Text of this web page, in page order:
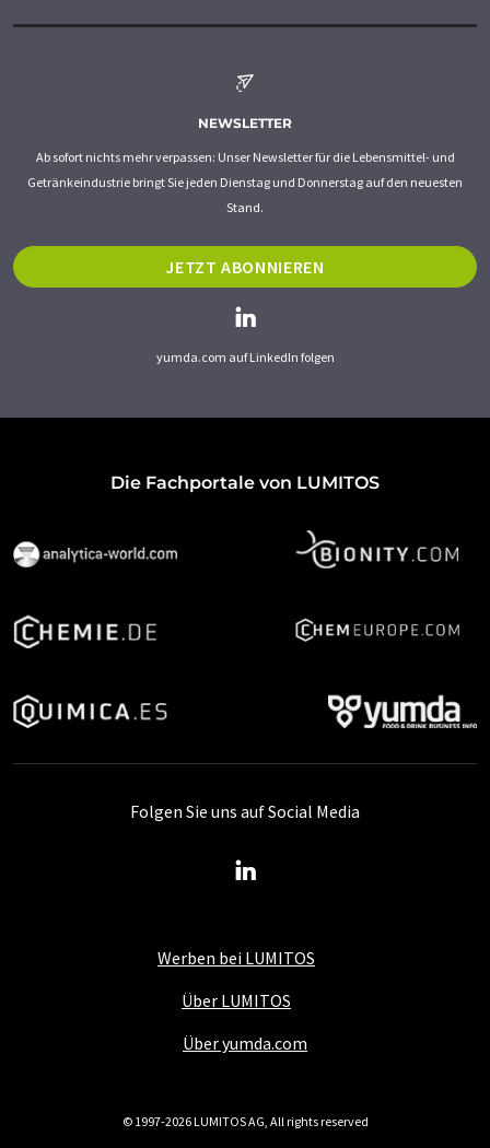
NEWSLETTER
Ab sofort nichts mehr verpassen: Unser Newsletter für die Lebensmittel- und
Getränkeindustrie bringt Sie jeden Dienstag und Donnerstag auf den neuesten
Stand.
JETZT ABONNIEREN
yumda.com auf LinkedIn folgen
Die Fachportale von LUMITOS
Werben bei LUMITOS
Über LUMITOS
Über yumda.com
Folgen Sie uns auf Social Media
© 1997-2026 LUMITOS AG, All rights reserved